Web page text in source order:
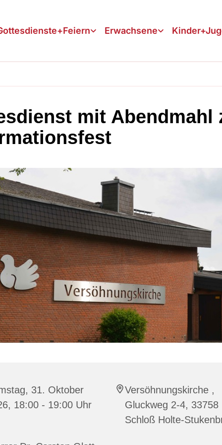
Erwachsene
mit Abendmahl
31. Oktober
18:00 - 19:00 Uhr
Versöhnungskirche ,
Gluckweg 2-4, 33758
Schloß Holte-